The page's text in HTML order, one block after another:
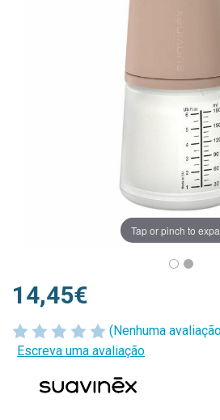
Tap or pinch to
(Nenhuma
Escreva uma avaliação
14,45€